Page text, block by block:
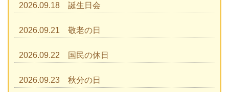
2026.09.18 誕生日会
2026.09.21 敬老の日
2026.09.22 国民の休日
2026.09.23 秋分の日